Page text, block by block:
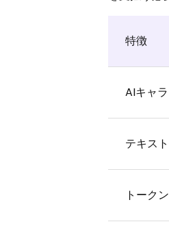
特徴
AIキャ
テキス
トークン